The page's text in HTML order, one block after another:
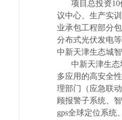
项目总投资10
议中心、生产实
业承包工程部分
分布式光伏发电
中新天津生态城
中新天津生态
多应用的高安全
理部门（应急联
顾报警子系统、
gps全球定位系统